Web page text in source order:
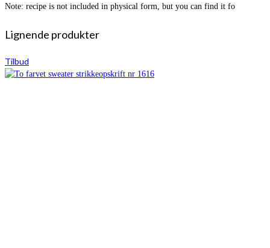
Note: recipe is not included in physical form, but you can find it fo
Lignende produkter
Tilbud